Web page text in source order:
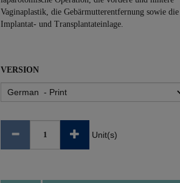
Vaginaplastik, die Gebärmutterentfernung sowie die
Implantat- und Transplantateinlage.
VERSION
Unit(s)